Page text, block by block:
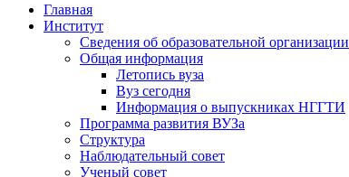
Главная
Институт
Сведения об образовательной организации
Общая информация
Летопись вуза
Вуз сегодня
Информация о выпускниках НГГТИ
Программа развития ВУЗа
Структура
Наблюдательный совет
Ученый совет